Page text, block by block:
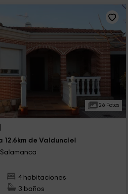
26 Fotos
de Valdunciel
4 habitaciones
3 baños